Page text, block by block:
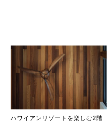
ハワイアンリゾートを楽しむ2階